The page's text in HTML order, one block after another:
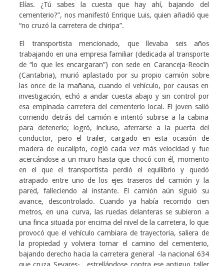
Elías. ¿Tú sabes la cuesta que hay ahí, bajando del
cementerio?”, nos manifestó Enrique Luis, quien añadió que
“no cruzó la carretera de chiripa”.
El transportista mencionado, que llevaba seis años
trabajando en una empresa familiar (dedicada al transporte
de “lo que les encargaran”) con sede en Caranceja-Reocín
(Cantabria), murió aplastado por su propio camión sobre
las once de la mañana, cuando el vehículo, por causas en
investigación, echó a andar cuesta abajo y sin control por
esa empinada carretera del cementerio local. El joven salió
corriendo detrás del camión e intentó subirse a la cabina
para detenerlo; logró, incluso, aferrarse a la puerta del
conductor, pero el trailer, cargado en esta ocasión de
madera de eucalipto, cogió cada vez más velocidad y fue
acercándose a un muro hasta que chocó con él, momento
en el que el transportista perdió el equilibrio y quedó
atrapado entre uno de los ejes traseros del camión y la
pared, falleciendo al instante. El camión aún siguió su
avance, descontrolado. Cuando ya había recorrido cien
metros, en una curva, las ruedas delanteras se subieron a
una finca situada por encima del nivel de la carretera, lo que
provocó que el vehículo cambiara de trayectoria, saliera de
la propiedad y volviera tomar el camino del cementerio,
bajando derecho hacia la carretera general -la nacional 634
que cruza Sevares-, estrellándose contra ese antiguo taller